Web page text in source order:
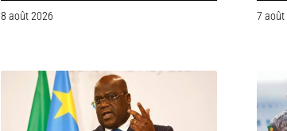
8 août 2026 7 août